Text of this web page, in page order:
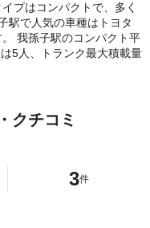
プはコンパクトで、多く
駅で人気の車種はトヨタ
我孫子駅のコンパクト平
5人、トランク最大積載量
クチコミ
3件